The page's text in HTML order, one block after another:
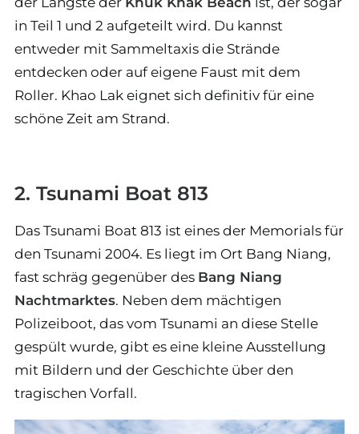
in Teil 1 und 2 aufgeteilt wird. Du kannst
entweder mit Sammeltaxis die Strände
entdecken oder auf eigene Faust mit dem
Roller. Khao Lak eignet sich definitiv für eine
schöne Zeit am Strand.
2. Tsunami Boat 813
Das Tsunami Boat 813 ist eines der Memorials für
den Tsunami 2004. Es liegt im Ort Bang Niang,
fast schräg gegenüber des Bang Niang
Nachtmarktes. Neben dem mächtigen
Polizeiboot, das vom Tsunami an diese Stelle
gespült wurde, gibt es eine kleine Ausstellung
mit Bildern und der Geschichte über den
tragischen Vorfall.